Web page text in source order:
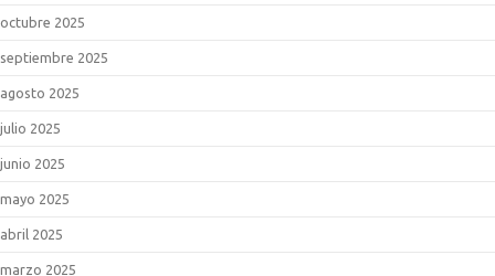
octubre 2025
septiembre 2025
agosto 2025
julio 2025
junio 2025
mayo 2025
abril 2025
marzo 2025